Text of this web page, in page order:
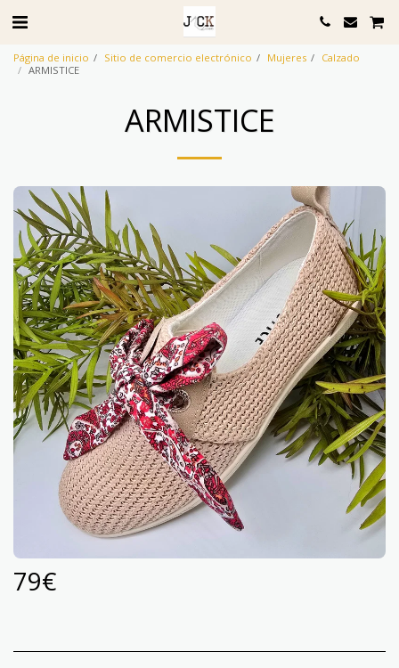
Página de inicio Sitio de comercio electrónico Mujeres
Calzado
ARMISTICE
ARMISTICE
79€